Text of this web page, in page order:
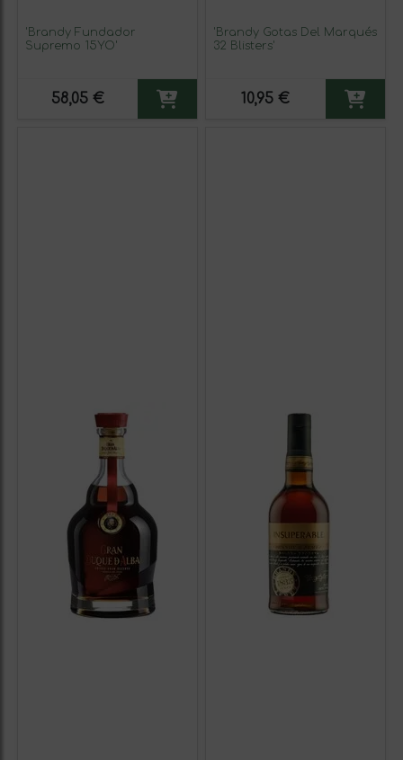
'Brandy Fundador
Supremo 15YO'
58,05 €
'Brandy Gotas Del Marqués
32 Blisters'
10,95 €